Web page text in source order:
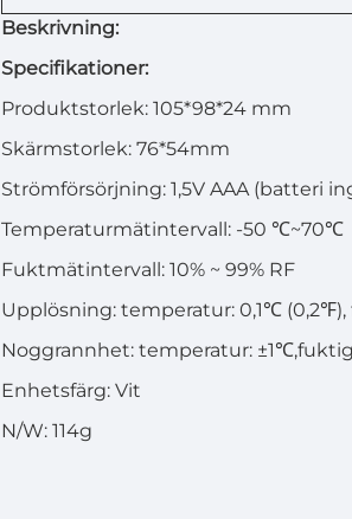
Beskrivning:
Specifikationer:
Produktstorlek: 105*98*24 mm
Skärmstorlek: 76*54mm
Strömförsörjning: 1,5V AAA (batteri
Temperaturmätintervall: -50 ℃~70℃
Fuktmätintervall: 10% ~ 99% RF
Upplösning: temperatur: 0,1℃ (0,2℉),
Noggrannhet: temperatur: ±1℃
Enhetsfärg: Vit
N/W: 114g